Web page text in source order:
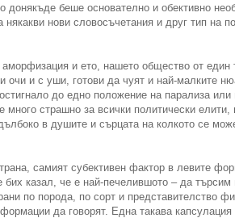
донякъде беше основателно и обективно
нови словосъчетания и друг тип на
и ето, нашето общество от един
очи и с уши, готови да чуят и най-малките
до едно положение на парализа
страшно за всички политически елити,
в душите и сърцата на колкото се
самият субективен фактор в левите
казал, че е най-печелившото – да търсим
по порода, по сорт и представителство
да говорят. Една такава